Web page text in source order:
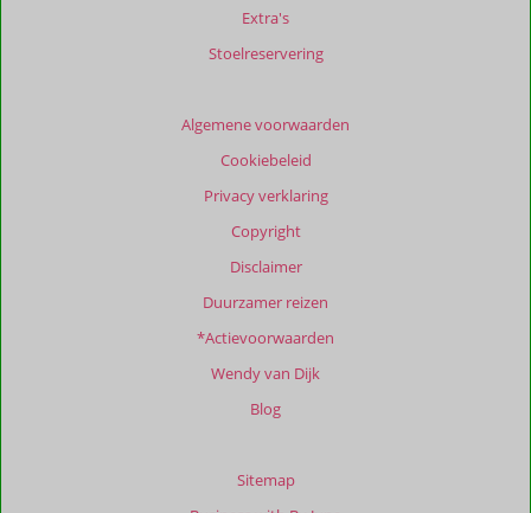
Extra's
Stoelreservering
Algemene voorwaarden
Cookiebeleid
Privacy verklaring
Copyright
Disclaimer
Duurzamer reizen
*Actievoorwaarden
Wendy van Dijk
Blog
Sitemap